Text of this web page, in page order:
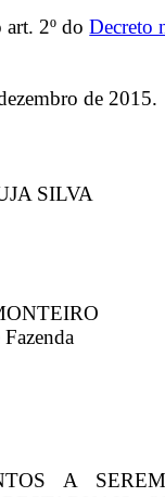
art. 2º doDecreto
de 2015.
SILVA
A